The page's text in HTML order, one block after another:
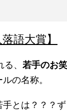
語大賞】
、 若手のお
の名称。
とは？？？